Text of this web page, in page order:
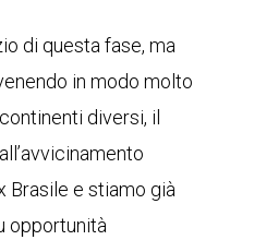
di questa fase, ma
in modo molto
diversi, il
Brasile e stiamo già
opportunità